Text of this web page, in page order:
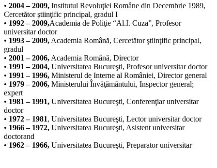
• 2004 – 2009, Institutul Revoluţiei Române din Decembrie 1989,
Cercetător ştiinţific principal, gradul I
• 1992 – 2009,Academia de Poliţie “Al.I. Cuza”, Profesor
universitar doctor
• 1993 – 2009,Academia Română, Cercetător ştiinţific principal,
gradul
• 2001 – 2006,Academia Română, Director
• 1991 – 2004, Universitatea Bucureşti, Profesor universitar doctor
• 1991 – 1996, Ministerul de Interne al României, Director general
• 1979 – 2006, Ministerului Învăţământului, Inspector general;
expert
• 1981 – 1991, Universitatea Bucureşti, Conferenţiar universitar
doctor
• 1972 – 1981, Universitatea Bucureşti, Lector universitar doctor
• 1966 – 1972, Universitatea Bucureşti, Asistent universitar
doctorand
• 1962 – 1966, Universitatea Bucureşti, Preparator universitar